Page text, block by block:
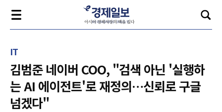
IT
김범준 네이버 COO, "검색 아닌 '실행하
는 AI 에이전트'로 재정의…신뢰로 구글
넘겠다"